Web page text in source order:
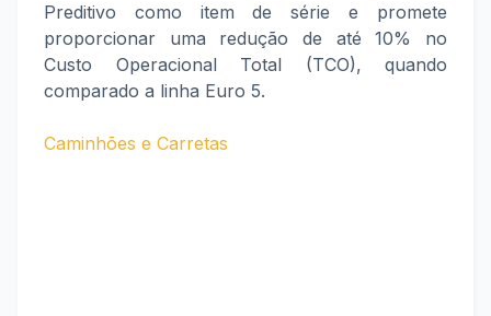
Preditivo como item de série e promete
proporcionar uma redução de até 10% no
Custo Operacional Total (TCO), quando
comparado a linha Euro 5.
Caminhões e Carretas